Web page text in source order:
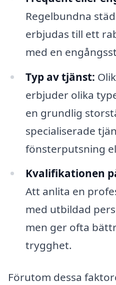
Regelbundna
erbjudas till ett
med en
Typ av tjänst:
erbjuder olika
en grundlig
specialiserade
fönsterputsning
Kvalifikationen
Att anlita en
med utbildad
men ger ofta
trygghet.
Förutom dessa